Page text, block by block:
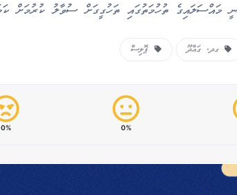
މައްސަލައިގެ ތުހުމަތުގައި ތަހުގީގަށް ސުވާލު ކުރުމަށް
ގދ. ގައްދޫ ޕޮލިސް
0%
0%